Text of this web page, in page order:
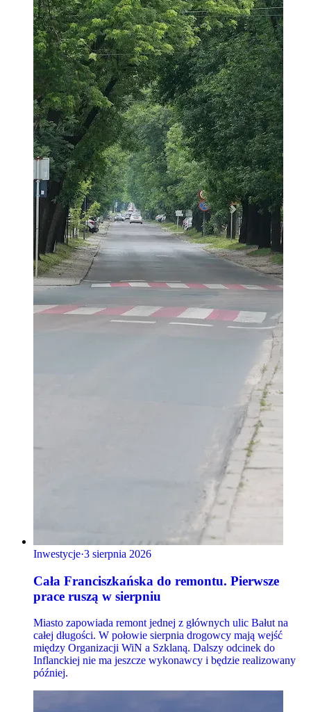
Inwestycje·3 sierpnia 2026
Cała Franciszkańska do remontu. Pierwsze
prace ruszą w sierpniu
Miasto zapowiada remont jednej z głównych ulic Bałut na
całej długości. W połowie sierpnia drogowcy mają wejść
między Organizacji WiN a Szklaną. Dalszy odcinek do
Inflanckiej nie ma jeszcze wykonawcy i będzie realizowany
później.